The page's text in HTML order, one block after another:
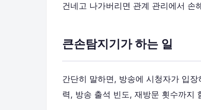
건네고 나가버리면 관계 관리에서
큰손탐지기가 하는 일
간단히 말하면, 방송에 시청자가 입
력, 방송 출석 빈도, 재방문 횟수까지